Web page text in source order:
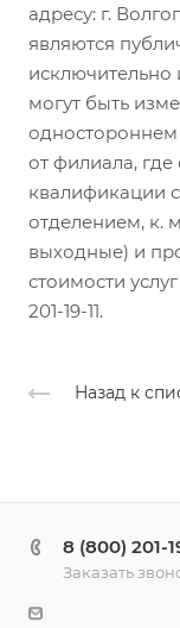
адресу: г.
являются
могут быть
одностороннем
от филиала, где
квалификации
отделением, к.
выходные) и
стоимости
201-19-11.
Назад к
8 (800) 201-
Заказать